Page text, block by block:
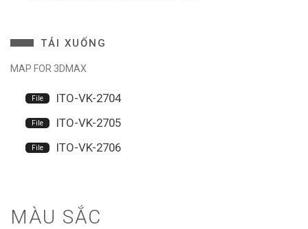
TẢI XUỐNG
MAP FOR 3DMAX
ITO-VK-2704
ITO-VK-2705
ITO-VK-2706
MÀU SẮC